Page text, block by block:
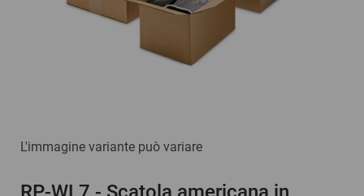
L'immagine variante può variare